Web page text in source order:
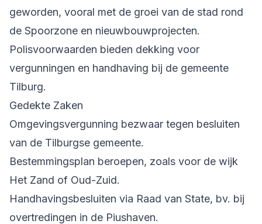
geworden, vooral met de groei van de stad rond
de Spoorzone en nieuwbouwprojecten.
Polisvoorwaarden bieden dekking voor
vergunningen en handhaving bij de gemeente
Tilburg.
Gedekte Zaken
Omgevingsvergunning bezwaar tegen besluiten
van de Tilburgse gemeente.
Bestemmingsplan beroepen, zoals voor de wijk
Het Zand of Oud-Zuid.
Handhavingsbesluiten via Raad van State, bv. bij
overtredingen in de Piushaven.